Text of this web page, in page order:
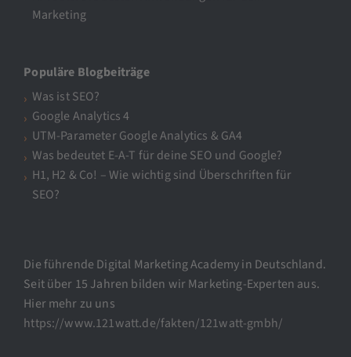
Marketing
Populäre Blogbeiträge
Was ist SEO?
Google Analytics 4
UTM-Parameter Google Analytics & GA4
Was bedeutet E-A-T für deine SEO und Google?
H1, H2 & Co! – Wie wichtig sind Überschriften für
SEO?
Die führende Digital Marketing Academy in Deutschland.
Seit über 15 Jahren bilden wir Marketing-Experten aus.
Hier mehr zu uns
https://www.121watt.de/fakten/121watt-gmbh/